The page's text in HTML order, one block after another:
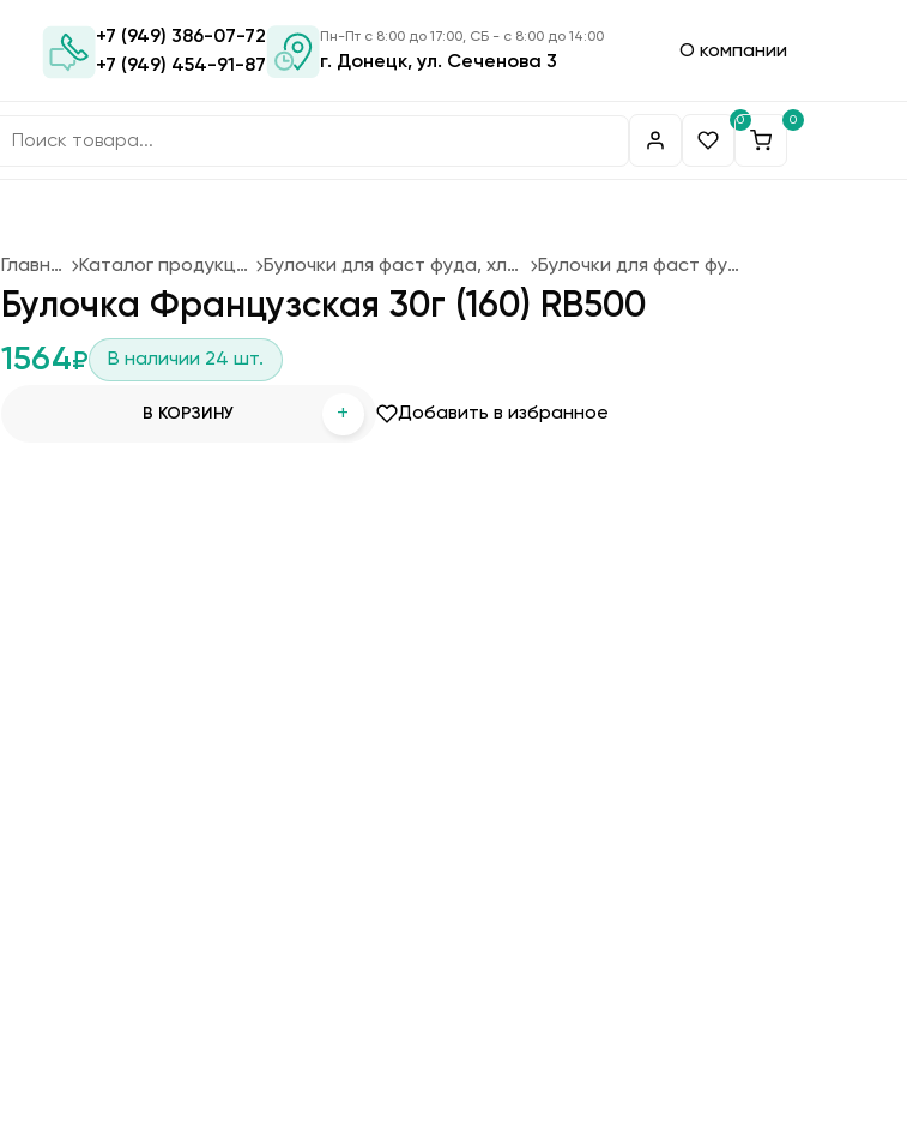
+7 (949) 386-07-72
+7 (949) 454-91-87
Пн-Пт с 8:00 до 17:00, СБ - с 8:00 до 14:00
г. Донецк, ул. Сеченова 3
О компании
0 0
Главная Каталог продукции Булочки для фаст фуда, хлеб Булочки для фаст фуда
Булочка Французская 30г (160) RB500
1564₽ В наличии 24 шт.
В КОРЗИНУ + Добавить в избранное